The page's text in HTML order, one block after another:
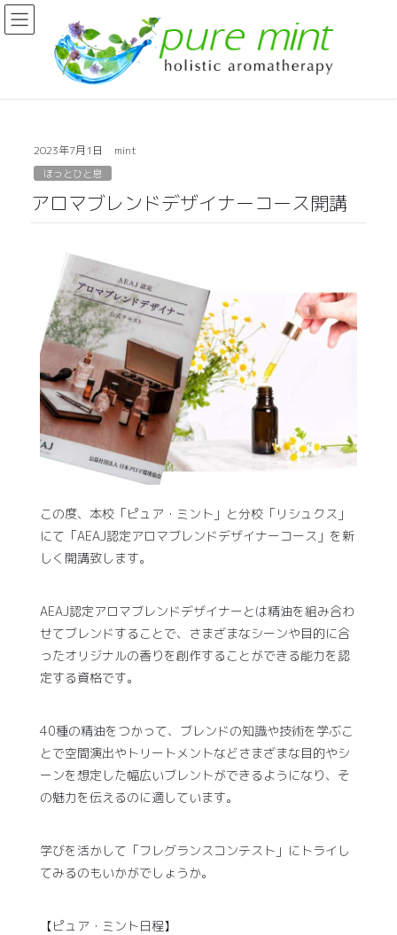
2023年7月1日 mint
ほっとひと息
アロマブレンドデザイナーコース開講
この度、本校「ピュア・ミント」と分校「リシュクス」
にて「AEAJ認定アロマブレンドデザイナーコース」を新
しく開講致します。
AEAJ認定アロマブレンドデザイナーとは精油を組み合わ
せてブレンドすることで、さまざまなシーンや目的に合
ったオリジナルの香りを創作することができる能力を認
定する資格です。
40種の精油をつかって、ブレンドの知識や技術を学ぶこ
とで空間演出やトリートメントなどさまざまな目的やシ
ーンを想定した幅広いブレントができるようになり、そ
の魅力を伝えるのに適しています。
学びを活かして「フレグランスコンテスト」にトライし
てみるのもいかがでしょうか。
【ピュア・ミント日程】